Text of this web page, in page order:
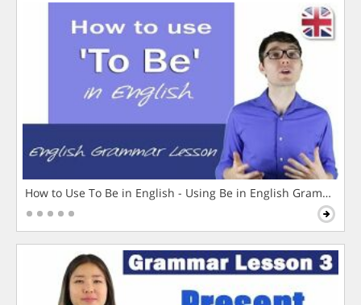
How to Use To Be in English - Using Be in English Grammar